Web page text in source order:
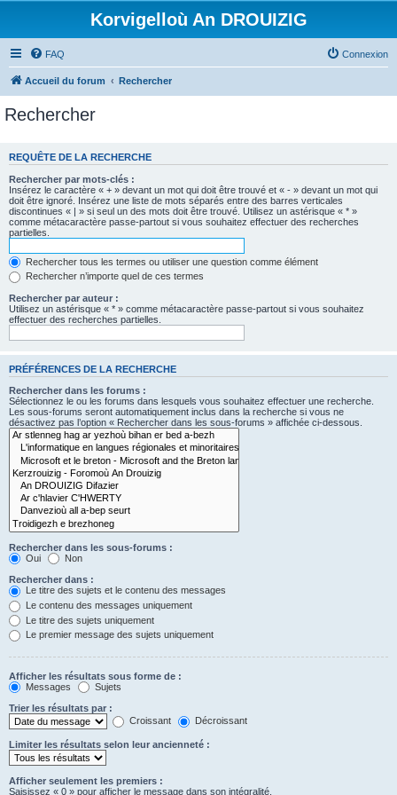
Korvigelloù An DROUIZIG
FAQ Connexion
Accueil du forum Rechercher
Rechercher
REQUÊTE DE LA RECHERCHE
Rechercher par mots-clés :
Insérez le caractère « + » devant un mot qui doit être trouvé et « - » devant un mot qui
doit être ignoré. Insérez une liste de mots séparés entre des barres verticales
discontinues « | » si seul un des mots doit être trouvé. Utilisez un astérisque « * »
comme métacaractère passe-partout si vous souhaitez effectuer des recherches
partielles.
Rechercher tous les termes ou utiliser une question comme élément
Rechercher n’importe quel de ces termes
Rechercher par auteur :
Utilisez un astérisque « * » comme métacaractère passe-partout si vous souhaitez
effectuer des recherches partielles.
PRÉFÉRENCES DE LA RECHERCHE
Rechercher dans les forums :
Sélectionnez le ou les forums dans lesquels vous souhaitez effectuer une recherche.
Les sous-forums seront automatiquement inclus dans la recherche si vous ne
désactivez pas l’option « Rechercher dans les sous-forums » affichée ci-dessous.
Rechercher dans les sous-forums :
Oui
Non
Rechercher dans :
Le titre des sujets et le contenu des messages
Le contenu des messages uniquement
Le titre des sujets uniquement
Le premier message des sujets uniquement
Afficher les résultats sous forme de :
Messages
Sujets
Trier les résultats par :
Croissant
Décroissant
Limiter les résultats selon leur ancienneté :
Afficher seulement les premiers :
Saisissez « 0 » pour afficher le message dans son intégralité.